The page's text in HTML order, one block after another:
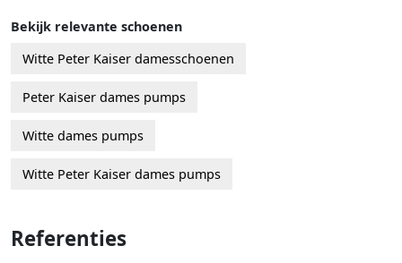
Bekijk relevante schoenen
Witte Peter Kaiser damesschoenen
Peter Kaiser dames pumps
Witte dames pumps
Witte Peter Kaiser dames pumps
Referenties